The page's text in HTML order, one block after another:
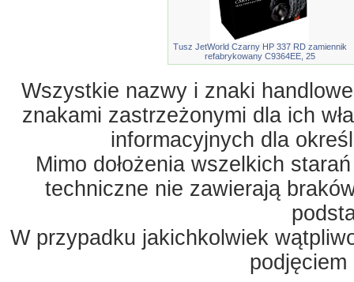
Tusz JetWorld Czarny HP 337 RD zamiennik
refabrykowany C9364EE, 25
Wszystkie nazwy i znaki
znakami zastrzeżonymi dla ich
informacyjnych dla
Mimo dołożenia wszelkich
techniczne nie zawierają
W przypadku jakichkolwiek